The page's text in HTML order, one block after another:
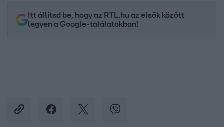
Itt állítsd be, hogy az RTL.hu az elsők között
legyen a Google-találatokban!